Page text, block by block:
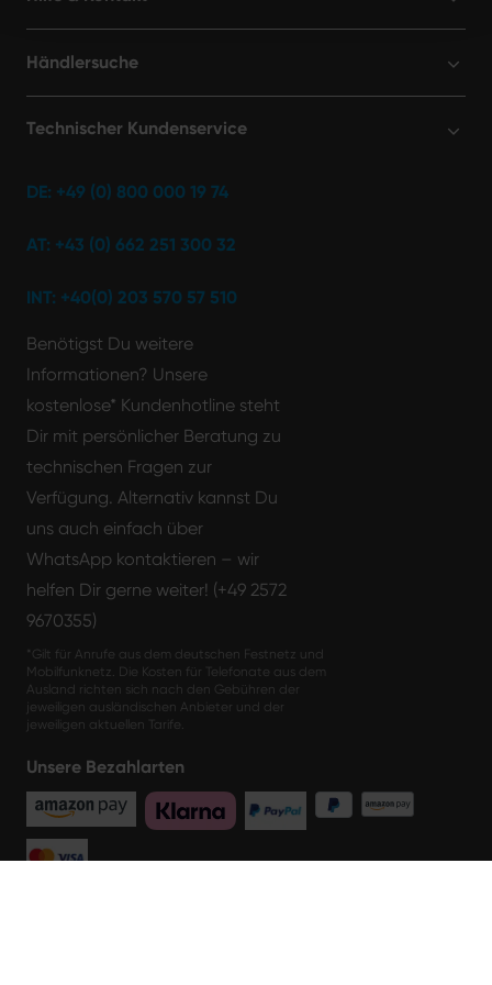
Händlersuche
Technischer Kundenservice
DE: +49 (0) 800 000 19 74
AT: +43 (0) 662 251 300 32
INT: +40(0) 203 570 57 510
Benötigst Du weitere
Informationen? Unsere
kostenlose* Kundenhotline steht
Dir mit persönlicher Beratung zu
technischen Fragen zur
Verfügung. Alternativ kannst Du
uns auch einfach über
WhatsApp kontaktieren – wir
helfen Dir gerne weiter! (+49 2572
9670355)
*Gilt für Anrufe aus dem deutschen Festnetz und
Mobilfunknetz. Die Kosten für Telefonate aus dem
Ausland richten sich nach den Gebühren der
jeweiligen ausländischen Anbieter und der
jeweiligen aktuellen Tarife.
Unsere Bezahlarten